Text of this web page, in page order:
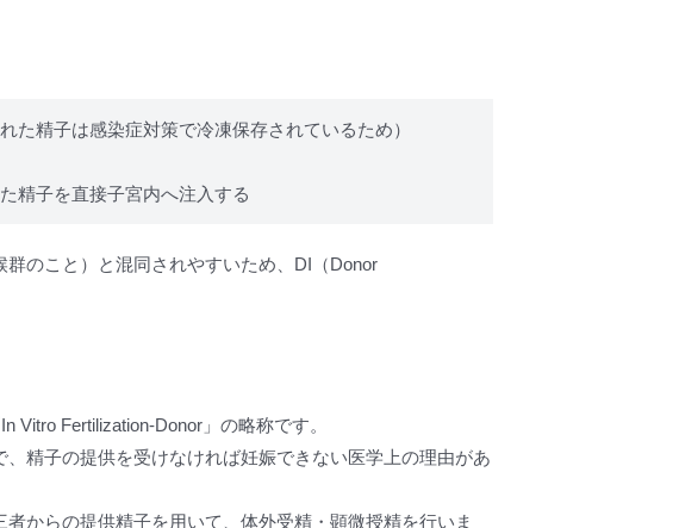
た精子は感染症対策で冷凍保存されているため）
精子を直接子宮内へ注入する
のこと）と混同されやすいため、DI（Donor
Vitro Fertilization-Donor」の略称です。
精子の提供を受けなければ妊娠できない医学上の理由があ
からの提供精子を用いて、体外受精・顕微授精を行いま